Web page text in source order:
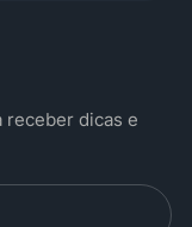
receber dicas e